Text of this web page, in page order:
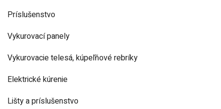
Príslušenstvo
Vykurovací panely
Vykurovacie telesá, kúpeľňové rebríky
Elektrické kúrenie
Lišty a príslušenstvo